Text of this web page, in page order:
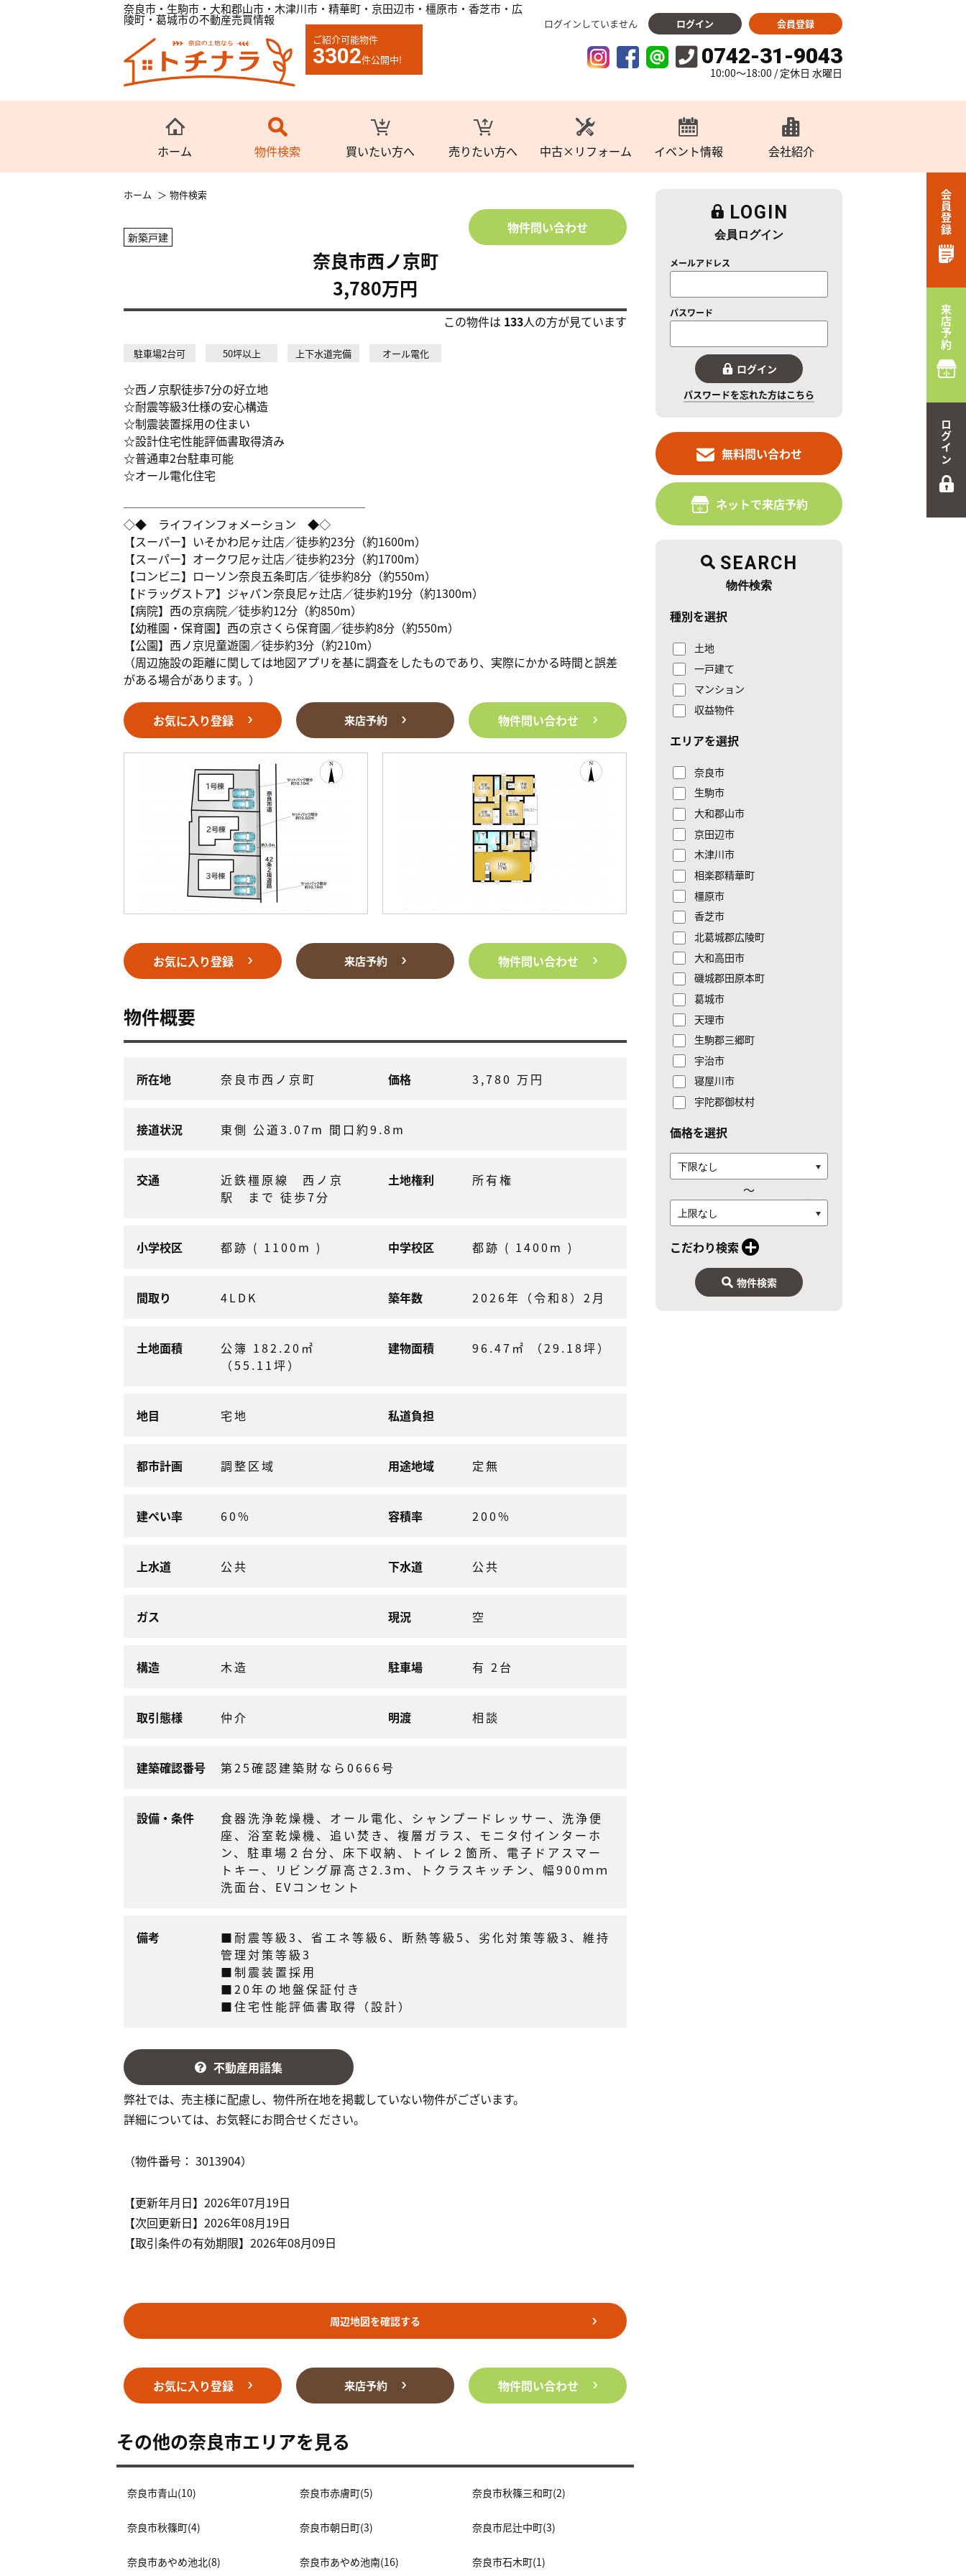
奈良市・生駒市・大和郡山市・木津川市・精華町・京田辺市・橿原市・香芝市・広
陵町・葛城市の不動産売買情報
ご紹介可能物件
3302件公開中!
ログインしていません ログイン 会員登録
0742-31-9043
10:00～18:00 / 定休日 水曜日
ホーム 物件検索 買いたい方へ 売りたい方へ 中古×リフォーム イベント情報 会社紹介
会員登録
来店予約
ログイン
ホーム 物件検索
新築戸建
奈良市西ノ京町
3,780万円
物件問い合わせ
この物件は 133人の方が見ています
駐車場2台可 50坪以上 上下水道完備 オール電化
☆西ノ京駅徒歩7分の好立地
☆耐震等級3仕様の安心構造
☆制震装置採用の住まい
☆設計住宅性能評価書取得済み
☆普通車2台駐車可能
☆オール電化住宅
─────────────────────
◇◆ ライフインフォメーション ◆◇
【スーパー】いそかわ尼ヶ辻店／徒歩約23分（約1600m）
【スーパー】オークワ尼ヶ辻店／徒歩約23分（約1700m）
【コンビニ】ローソン奈良五条町店／徒歩約8分（約550m）
【ドラッグストア】ジャパン奈良尼ヶ辻店／徒歩約19分（約1300m）
【病院】西の京病院／徒歩約12分（約850m）
【幼稚園・保育園】西の京さくら保育園／徒歩約8分（約550m）
【公園】西ノ京児童遊園／徒歩約3分（約210m）
（周辺施設の距離に関しては地図アプリを基に調査をしたものであり、実際にかかる時間と誤差
がある場合があります。）
お気に入り登録 来店予約 物件問い合わせ
お気に入り登録 来店予約 物件問い合わせ
物件概要
所在地 奈良市西ノ京町 価格 3,780 万円
接道状況 東側 公道3.07m 間口約9.8m
交通
近鉄橿原線 西ノ京
駅 まで 徒歩7分
土地権利 所有権
小学校区 都跡 ( 1100m ) 中学校区 都跡 ( 1400m )
間取り 4LDK 築年数 2026年（令和8）2月
土地面積
公簿 182.20㎡
（55.11坪）
建物面積 96.47㎡ （29.18坪）
地目 宅地 私道負担
都市計画 調整区域 用途地域 定無
建ぺい率 60% 容積率 200%
上水道 公共 下水道 公共
ガス 現況 空
構造 木造 駐車場 有 2台
取引態様 仲介 明渡 相談
建築確認番号 第25確認建築財なら0666号
設備・条件
食器洗浄乾燥機、オール電化、シャンプードレッサー、洗浄便
座、浴室乾燥機、追い焚き、複層ガラス、モニタ付インターホ
ン、駐車場２台分、床下収納、トイレ２箇所、電子ドアスマー
トキー、リビング扉高さ2.3ｍ、トクラスキッチン、幅900ｍｍ
洗面台、EVコンセント
備考
■耐震等級3、省エネ等級6、断熱等級5、劣化対策等級3、維持
管理対策等級3
■制震装置採用
■20年の地盤保証付き
■住宅性能評価書取得（設計）
不動産用語集
弊社では、売主様に配慮し、物件所在地を掲載していない物件がございます。
詳細については、お気軽にお問合せください。
（物件番号： 3013904）
【更新年月日】2026年07月19日
【次回更新日】2026年08月19日
【取引条件の有効期限】2026年08月09日
周辺地図を確認する
お気に入り登録 来店予約 物件問い合わせ
その他の奈良市エリアを見る
奈良市青山(10) 奈良市赤膚町(5) 奈良市秋篠三和町(2)
奈良市秋篠町(4) 奈良市朝日町(3) 奈良市尼辻中町(3)
奈良市あやめ池北(8) 奈良市あやめ池南(16) 奈良市石木町(1)
LOGIN
会員ログイン
メールアドレス
パスワード
ログイン
パスワードを忘れた方はこちら
無料問い合わせ
ネットで来店予約
SEARCH
物件検索
種別を選択
土地
一戸建て
マンション
収益物件
エリアを選択
奈良市
生駒市
大和郡山市
京田辺市
木津川市
相楽郡精華町
橿原市
香芝市
北葛城郡広陵町
大和高田市
磯城郡田原本町
葛城市
天理市
生駒郡三郷町
宇治市
寝屋川市
宇陀郡御杖村
価格を選択
〜
こだわり検索
物件検索